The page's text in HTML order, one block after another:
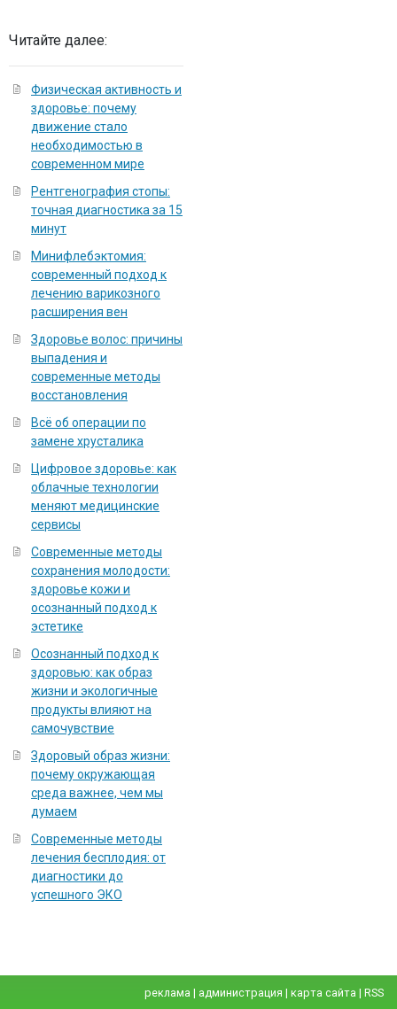
Читайте далее:
Физическая активность и
здоровье: почему
движение стало
необходимостью в
современном мире
Рентгенография стопы:
точная диагностика за 15
минут
Минифлебэктомия:
современный подход к
лечению варикозного
расширения вен
Здоровье волос: причины
выпадения и
современные методы
восстановления
Всё об операции по
замене хрусталика
Цифровое здоровье: как
облачные технологии
меняют медицинские
сервисы
Современные методы
сохранения молодости:
здоровье кожи и
осознанный подход к
эстетике
Осознанный подход к
здоровью: как образ
жизни и экологичные
продукты влияют на
самочувствие
Здоровый образ жизни:
почему окружающая
среда важнее, чем мы
думаем
Современные методы
лечения бесплодия: от
диагностики до
успешного ЭКО
реклама | администрация | карта сайта | RSS